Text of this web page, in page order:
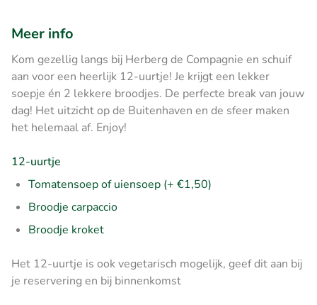
Meer info
Kom gezellig langs bij Herberg de Compagnie en schuif
aan voor een heerlijk 12-uurtje! Je krijgt een lekker
soepje én 2 lekkere broodjes. De perfecte break van jouw
dag! Het uitzicht op de Buitenhaven en de sfeer maken
het helemaal af. Enjoy!
12-uurtje
Tomatensoepof uiensoep (+ €1,50)
Broodje carpaccio
Broodje kroket
Het 12-uurtje is ook vegetarisch mogelijk, geef dit aan bij
je reservering en bij binnenkomst